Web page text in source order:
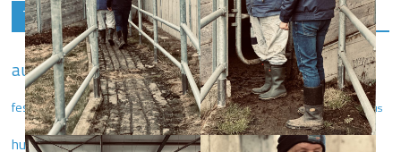
Témata
audioCarolinadebatadivadloekonomikaEnglish
festivalfilmFlešFleškafotbalfotofotografiefotožurnalismus
hudbainterviewjournalismkomentářkoronaviruskultura